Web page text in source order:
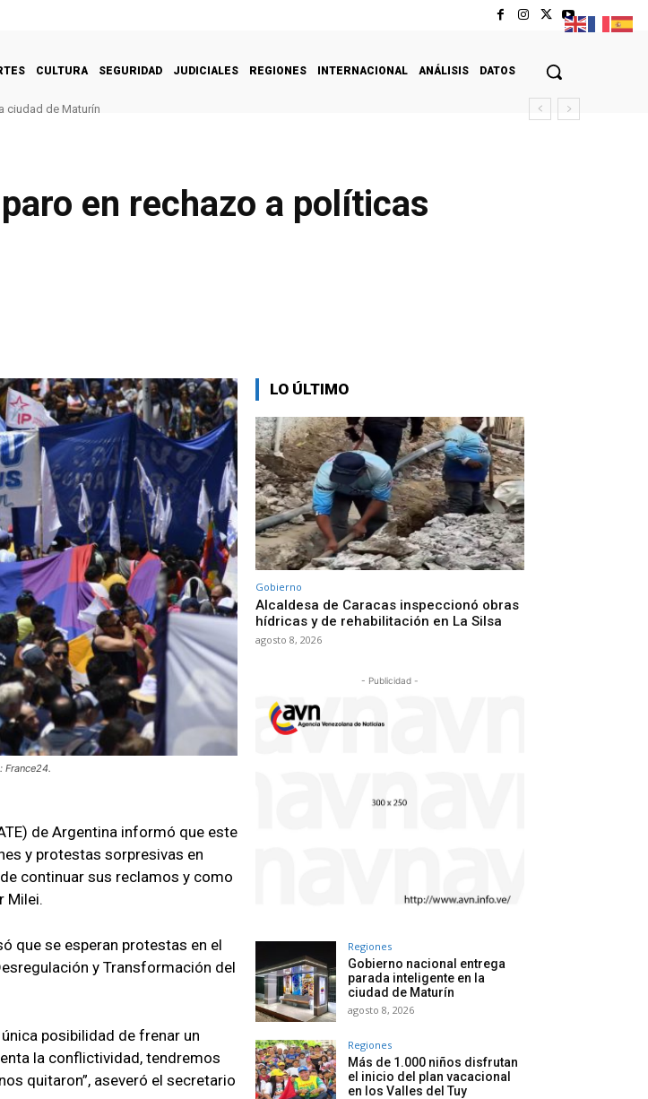
CULTURA SEGURIDAD JUDICIALES REGIONES INTERNACIONAL ANÁLISIS DATOS
ciudad de Maturín
en rechazo a políticas
France24.
de Argentina informó que este
y protestas sorpresivas en
continuar sus reclamos y como
Milei.
que se esperan protestas en el
y Transformación del
posibilidad de frenar un
la conflictividad, tendremos
quitaron”, aseveró el secretario
LO ÚLTIMO
Gobierno
Alcaldesa de Caracas inspeccionó obras
hídricas y de rehabilitación en La Silsa
agosto 8, 2026
- Publicidad -
Regiones
Gobierno nacional entrega
parada inteligente en la
ciudad de Maturín
agosto 8, 2026
Regiones
Más de 1.000 niños disfrutan
el inicio del plan vacacional
en los Valles del Tuy